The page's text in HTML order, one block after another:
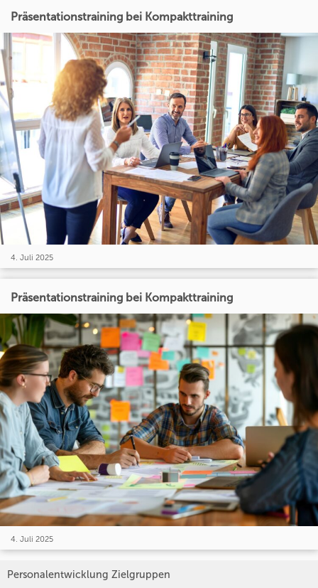
Präsentationstraining bei Kompakttraining
4. Juli 2025
Präsentationstraining bei Kompakttraining
4. Juli 2025
Personalentwicklung Zielgruppen